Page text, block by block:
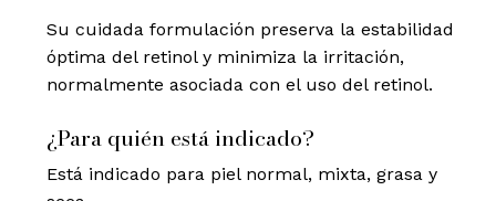
Su cuidada formulación preserva la estabilidad
óptima del retinol y minimiza la irritación,
normalmente asociada con el uso del retinol.
¿Para quién está indicado?
Está indicado para piel normal, mixta, grasa y